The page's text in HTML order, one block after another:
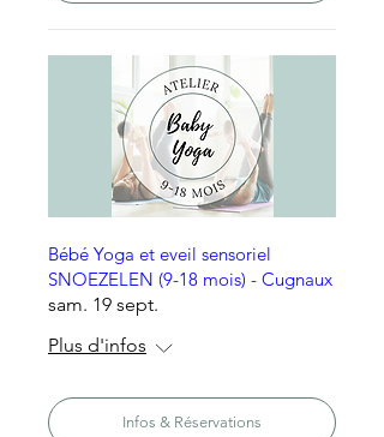
Bébé Yoga et eveil sensoriel
SNOEZELEN (9-18 mois) - Cugnaux
sam. 19 sept.
Plus d'infos
Infos & Réservations